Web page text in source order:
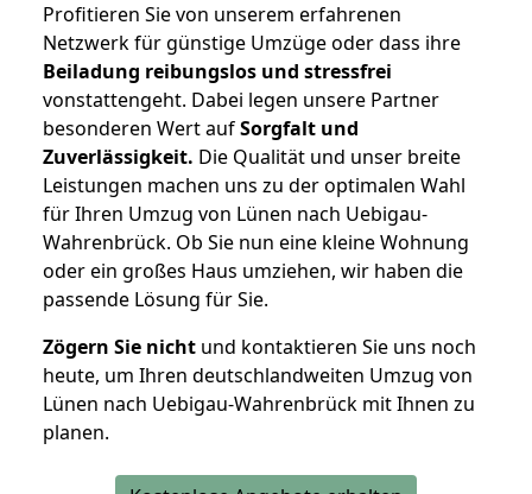
Profitieren Sie von unserem erfahrenen
Netzwerk für günstige Umzüge oder dass ihre
Beiladung reibungslos und stressfrei
vonstattengeht. Dabei legen unsere Partner
besonderen Wert aufSorgfalt und
Zuverlässigkeit. Die Qualität und unser breite
Leistungen machen uns zu der optimalen Wahl
für Ihren Umzug von Lünen nach Uebigau-
Wahrenbrück. Ob Sie nun eine kleine Wohnung
oder ein großes Haus umziehen, wir haben die
passende Lösung für Sie.
Zögern Sie nicht und kontaktieren Sie uns noch
heute, um Ihren deutschlandweiten Umzug von
Lünen nach Uebigau-Wahrenbrück mit Ihnen zu
planen.